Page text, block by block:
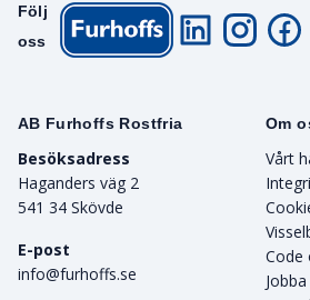
AB Furhoffs Rostfria
Besöksadress
Haganders väg 2
541 34 Skövde
E-post
info@furhoffs.se
Om
Vårt
Code
Följ
oss